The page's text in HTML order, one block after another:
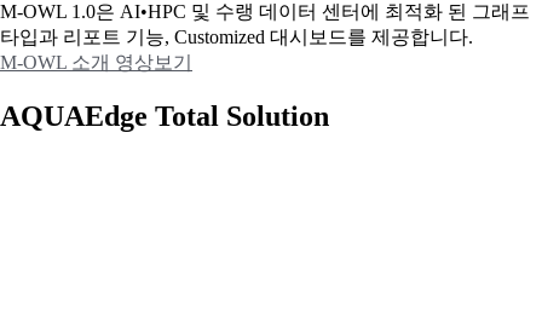
M-OWL 1.0은 AI•HPC 및 수랭 데이터 센터에 최적화 된 그래프
타입과 리포트 기능, Customized 대시보드를 제공합니다.
M-OWL 소개 영상보기
AQUAEdge Total Solution